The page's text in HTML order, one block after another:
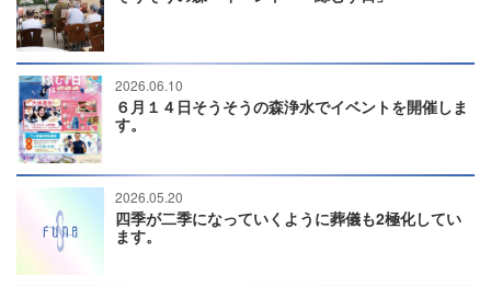
2026.06.10
６月１４日そうそうの森浄水でイベントを開催しま
す。
2026.05.20
四季が二季になっていくように葬儀も2極化してい
ます。